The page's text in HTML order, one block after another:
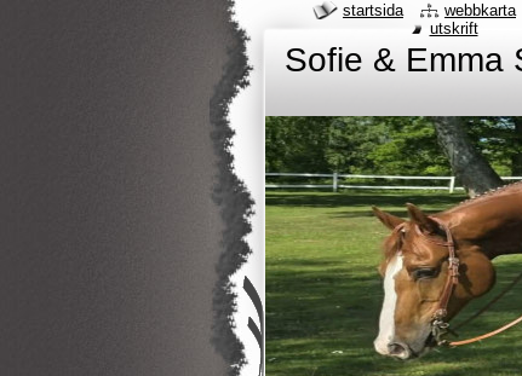
Sofie & Emma
startsida webbkarta
utskrift